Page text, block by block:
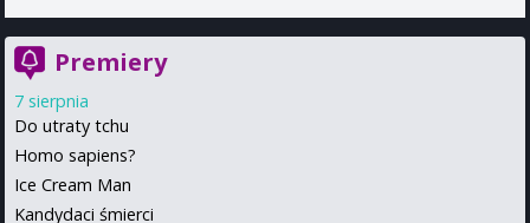
Premiery
7 sierpnia
Do utraty tchu
Homo sapiens?
Ice Cream Man
Kandydaci śmierci